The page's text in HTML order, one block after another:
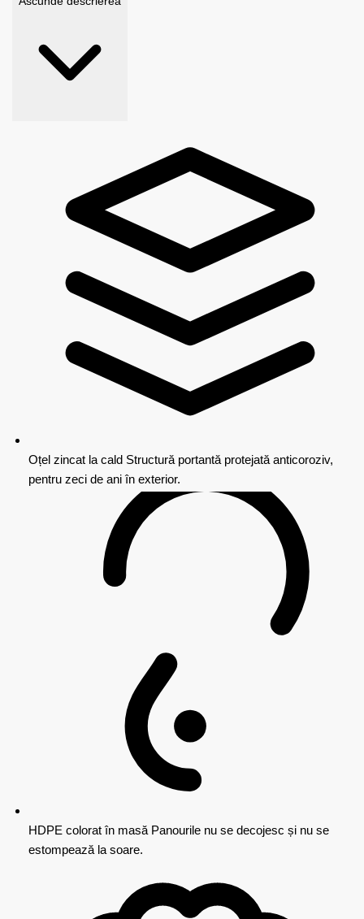
Oțel zincat la cald Structură portantă protejată anticoroziv,
pentru zeci de ani în exterior.
HDPE colorat în masă Panourile nu se decojesc și nu se
estompează la soare.